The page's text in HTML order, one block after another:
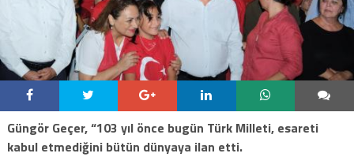
Güngör Geçer, “103 yıl önce bugün Türk Milleti, esareti
kabul etmediğini bütün dünyaya ilan etti.